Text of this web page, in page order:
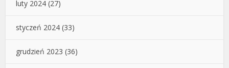
luty 2024 (27)
styczeń 2024 (33)
grudzień 2023 (36)